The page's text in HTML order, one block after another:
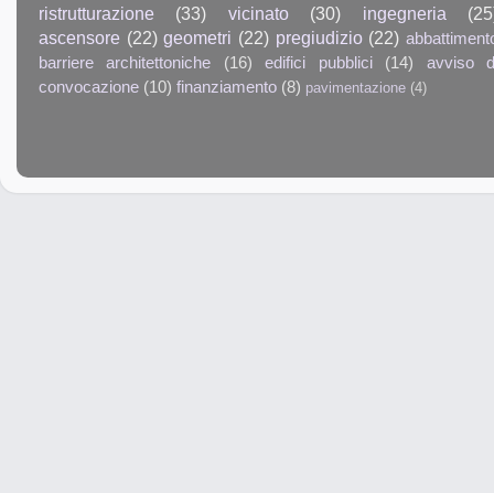
ristrutturazione
(33) vicinato (30) ingegneria
ascensore (22) geometri (22) pregiudizio (22)
barriere architettoniche
(16) edifici pubblici (14)
avviso
convocazione (10) finanziamento (8) pavimentazione (4)